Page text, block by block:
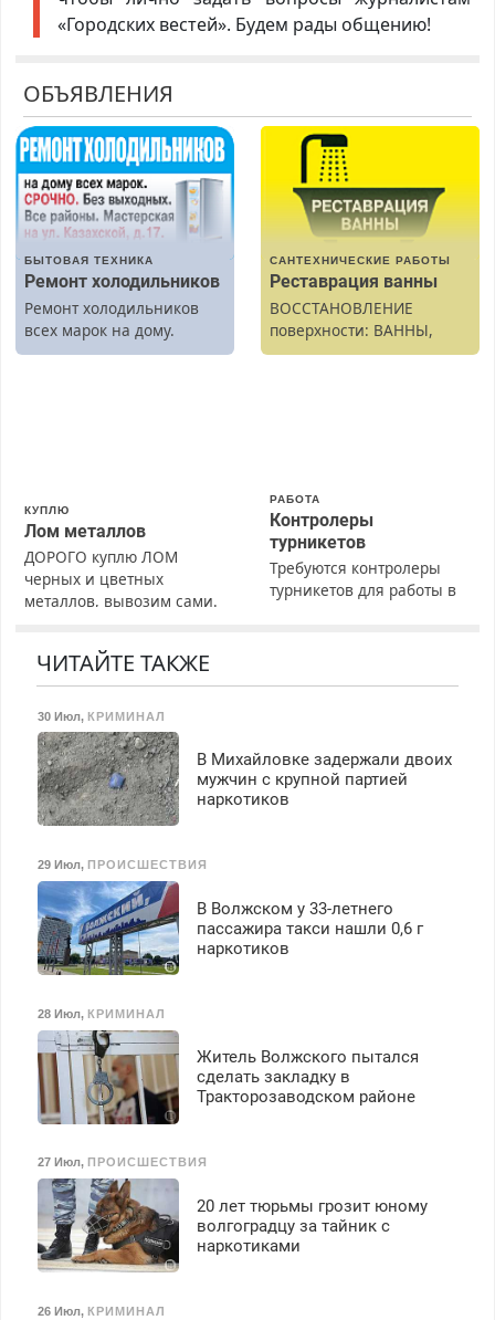
«Городских вестей». Будем рады общению!
ОБЪЯВЛЕНИЯ
БЫТОВАЯ ТЕХНИКА
Ремонт холодильников
Ремонт холодильников
всех марок на дому.
САНТЕХНИЧЕСКИЕ РАБОТЫ
Реставрация ванны
ВОССТАНОВЛЕНИЕ
поверхности: ВАННЫ,
раковины, подоконника.
КУПЛЮ
Лом металлов
ДОРОГО куплю ЛОМ
черных и цветных
металлов, вывозим сами.
РАБОТА
Контролеры
турникетов
Требуются контролеры
турникетов для работы в
Ежемесячно
выплачивается денежная
премия. Возможно
транспортной
безопасности с з/п до
125000 руб.
ЧИТАЙТЕ ТАКЖЕ
30 Июл, КРИМИНАЛ
В Михайловке задержали двоих
мужчин с крупной партией
наркотиков
29 Июл, ПРОИСШЕСТВИЯ
В Волжском у 33-летнего
пассажира такси нашли 0,6 г
наркотиков
28 Июл, КРИМИНАЛ
Житель Волжского пытался
сделать закладку в
Тракторозаводском районе
27 Июл, ПРОИСШЕСТВИЯ
20 лет тюрьмы грозит юному
волгоградцу за тайник с
наркотиками
26 Июл, КРИМИНАЛ